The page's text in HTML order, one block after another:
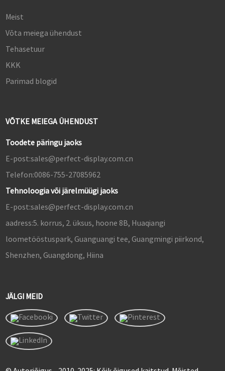
Meist
Võta meiega ühendust
Tehasetuur
KKK
Parimad blogid
VÕTKE MEIEGA ÜHENDUST
Toodete päringu jaoks
E-post:sales@perfect-display.com.cn
Telefon:0086-755-27085962
Tehnoloogia või järelmüügi jaoks
E-post:sales@perfect-display.com.cn
aadress:5. korrus, 2. üksus, hoone 8B, Huaqiangi
loometööstuspark, Guanguangi tee, Guangmingi piirkond,
Shenzhen, Guangdong, Hiina
JÄLGI MEID